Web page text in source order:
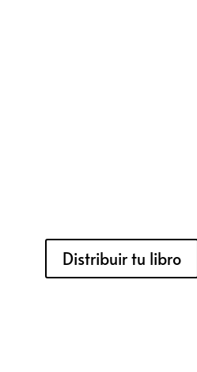
Distribuir tu libro